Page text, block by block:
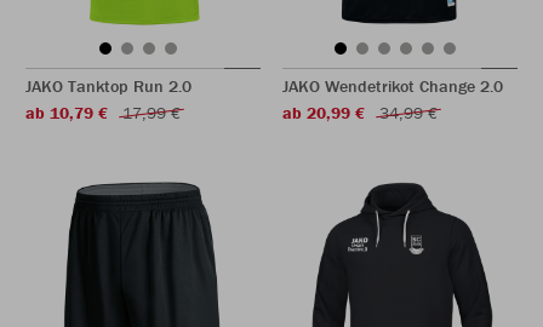
JAKO Tanktop Run 2.0
ab 10,79 €
17,99 €
JAKO Wendetrikot Change 2.0
ab 20,99 €
34,99 €